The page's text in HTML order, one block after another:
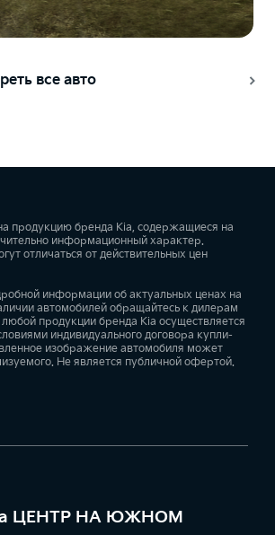
все авто
продукцию бренда Kia, содержащиеся на
информационный характер.
отличаться от действительных цен
информации об актуальных ценах на
автомобилей обращайтесь к дилерам
продукции бренда Kia осуществляется
индивидуального договора купли-
изображение автомобиля может
Не является публичной офертой.
ЦЕНТР НА ЮЖНОМ